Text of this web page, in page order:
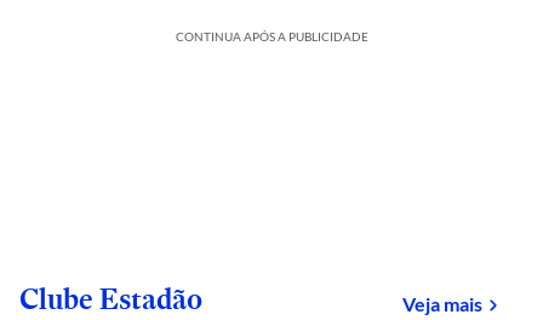
CONTINUA APÓS A PUBLICIDADE
Clube Estadão Veja maissobre